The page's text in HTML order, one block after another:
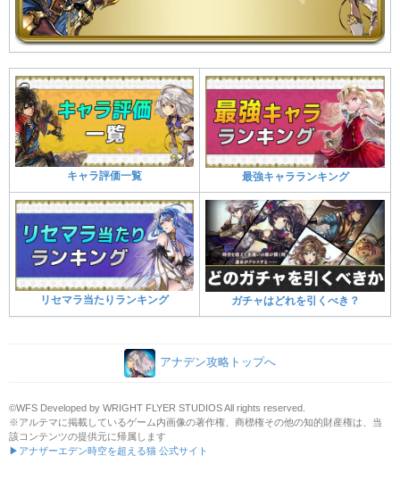
キャラ評価一覧 最強キャラランキング
リセマラ当たりランキング ガチャはどれを引くべき？
アナデン攻略トップへ
©WFS Developed by WRIGHT FLYER STUDIOS All rights reserved.
※アルテマに掲載しているゲーム内画像の著作権、商標権その他の知的財産権は、当
該コンテンツの提供元に帰属します
▶アナザーエデン時空を超える猫 公式サイト